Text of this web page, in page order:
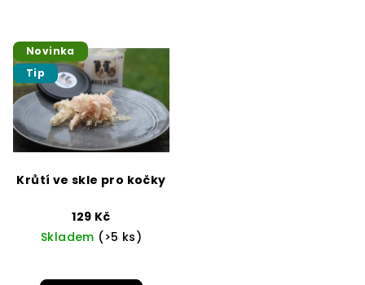
Novinka
Tip
Krůtí ve skle pro kočky
129 Kč
Skladem (>5 ks)